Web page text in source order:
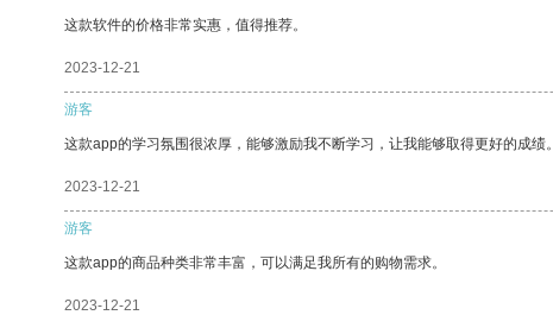
这款软件的价格非常实惠，值得推荐。
2023-12-21
游客
这款app的学习氛围很浓厚，能够激励我不断学习，让我能够取得更好的成绩。
2023-12-21
游客
这款app的商品种类非常丰富，可以满足我所有的购物需求。
2023-12-21